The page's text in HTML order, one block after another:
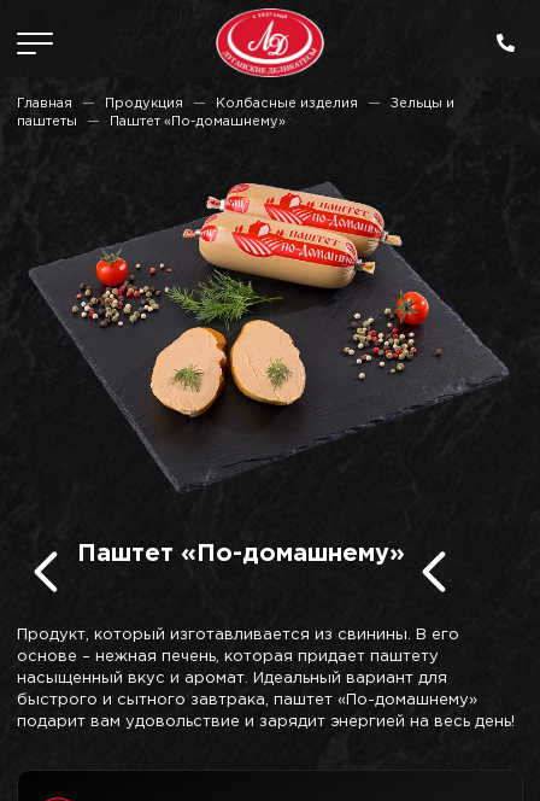
Главная Продукция Колбасные изделия
Зельцы и
паштеты
Паштет «По-домашнему»
Паштет «По-домашнему»
Продукт, который изготавливается из свинины. В его
основе – нежная печень, которая придает паштету
насыщенный вкус и аромат. Идеальный вариант для
быстрого и сытного завтрака, паштет «По-домашнему»
подарит вам удовольствие и зарядит энергией на весь день!